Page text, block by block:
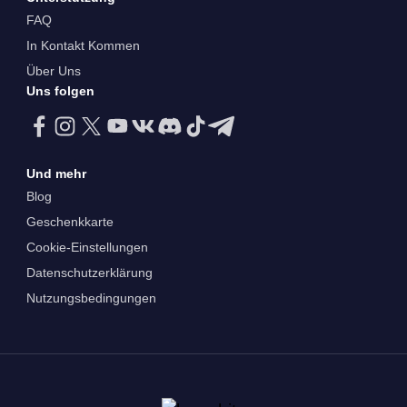
FAQ
In Kontakt Kommen
Über Uns
Uns folgen
Und mehr
Blog
Geschenkkarte
Cookie-Einstellungen
Datenschutzerklärung
Nutzungsbedingungen